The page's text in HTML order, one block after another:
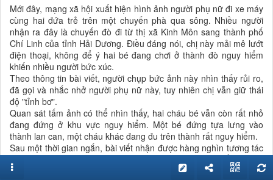
Mới đây, mạng xã hội xuất hiện hình ảnh người phụ nữ đi xe máy
cùng hai đứa trẻ trên một chuyến phà qua sông. Nhiều người
nhận ra đây là chuyến đò đi từ thị xã Kinh Môn sang thành phố
Chí Linh của tỉnh Hải Dương. Điều đáng nói, chị này mải mê lướt
điện thoại, không để ý hai bé đang chơi ở thành đò nguy hiểm
khiến nhiều người bức xúc.
Theo thông tin bài viết, người chụp bức ảnh này nhìn thấy rủi ro,
đã gọi và nhắc nhở người phụ nữ này, tuy nhiên chị vẫn giữ thái
độ "tỉnh bơ".
Quan sát tấm ảnh có thể nhìn thấy, hai cháu bé vẫn còn rất nhỏ
đang đứng ở khu vực nguy hiểm. Một bé đứng tựa lưng vào
thành lan can, một cháu khác đang đu trên thành rất nguy hiểm.
Sau một thời gian ngắn, bài viết nhận được hàng nghìn tương tác
của các thành viên trong diễn đàn. Nhiều bình luận thể hiện sự
bức xúc, thậm chí là phẫn nộ với người phụ nữ được cho là mẹ